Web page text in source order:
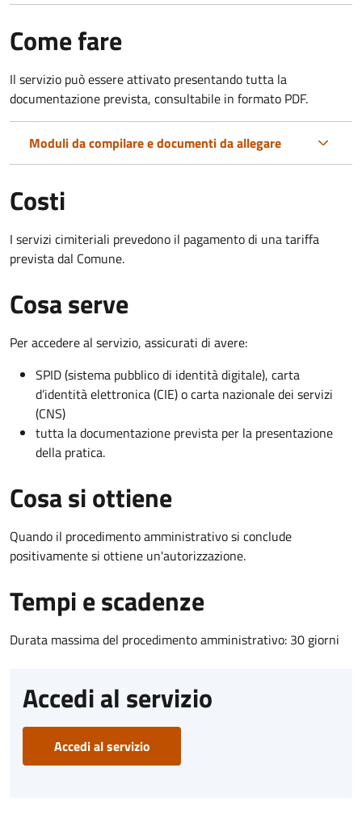
Come fare
Il servizio può essere attivato presentando tutta la
documentazione prevista, consultabile in formato PDF.
Moduli da compilare e documenti da allegare
Costi
I servizi cimiteriali prevedono il pagamento di una tariffa
prevista dal Comune.
Cosa serve
Per accedere al servizio, assicurati di avere:
SPID (sistema pubblico di identità digitale), carta
d’identità elettronica (CIE) o carta nazionale dei servizi
(CNS)
tutta la documentazione prevista per la presentazione
della pratica.
Cosa si ottiene
Quando il procedimento amministrativo si conclude
positivamente si ottiene un'autorizzazione.
Tempi e scadenze
Durata massima del procedimento amministrativo: 30 giorni
Accedi al servizio
Accedi al servizio